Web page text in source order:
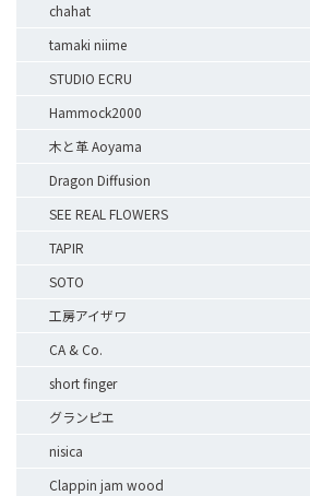
chahat
tamaki niime
STUDIO ECRU
Hammock2000
木と革 Aoyama
Dragon Diffusion
SEE REAL FLOWERS
TAPIR
SOTO
工房アイザワ
CA & Co.
short finger
グランピエ
nisica
Clappin jam wood